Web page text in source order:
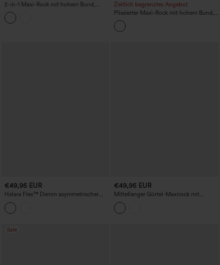
2-in-1 Maxi-Rock mit hohem Bund,
Raffung und Schlitz, kühlendem
Tragegefühl, fließend und partytauglich,
mit Taschen
Zeitlich begrenztes Angebot
Plissierter Maxi-Rock mit hohem Bund,
fließendem Fall und satinähnlicher
Optik – lässig
€49,95 EUR
Halara Flex™ Denim asymmetrischer
Mid-Rise-Rock, bauchformend, lässig,
mit Taschen
€49,95 EUR
Mittellanger Gürtel-Maxirock mit
Reißverschluss und Taschen für den
lässigen Alltag
Sale